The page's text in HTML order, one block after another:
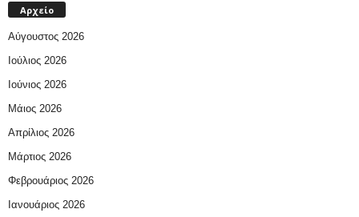
Αρχείο
Αύγουστος 2026
Ιούλιος 2026
Ιούνιος 2026
Μάιος 2026
Απρίλιος 2026
Μάρτιος 2026
Φεβρουάριος 2026
Ιανουάριος 2026